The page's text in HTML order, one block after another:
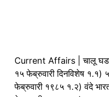
Current Affairs | चालू
१५ फेब्रुवारी दिनविशेष १.१)
फेब्रुवारी १९८५ १.२) वंदे